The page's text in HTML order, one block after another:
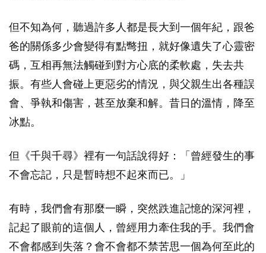
但不知為何，聽過許多人都是長大到一個年紀，跟爸
爸的關係多少會變得有點彆扭，就好像遺失了心靈密
碼，互相再無法觸碰到對方心底的柔軟處，失去共
振。有些人會碰上更惡劣的情況，與父親生出各種誤
會、爭執和傷害，甚至放棄和解。昔日的溫情，降至
冰點。
但《千與千尋》裡有一句話說得好：「曾經發生的事
不會忘記，只是暫時想不起來而已。」
有時，我們會有那麼一瞬，突然跌進記憶的深河裡，
記起了眼前的這個人，曾經用力牽住我的手。我們會
不會都感到失落？會不會都不禁苦思一個為何至此的